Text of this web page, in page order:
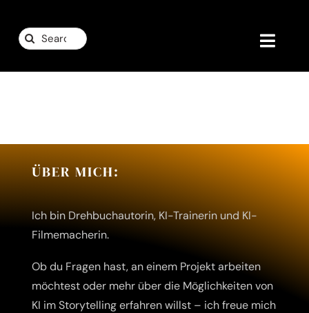
Inhalt
springen
Suche
Toggle
Filme
Bühne
ÜBER MICH:
Ich bin Drehbuchautorin, KI-Trainerin und KI-
Filmemacherin.
Ob du Fragen hast, an einem Projekt arbeiten
möchtest oder mehr über die Möglichkeiten von
KI im Storytelling erfahren willst – ich freue mich